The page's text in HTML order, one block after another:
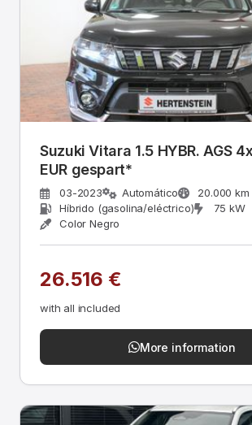
Suzuki Vitara 1.5 HYBR. AGS
EUR gespart*
03-2023 Automático
20.000 km
Híbrido (gasolina/eléctrico)
75 kW
Color Negro
26.516 €
with all included
More information